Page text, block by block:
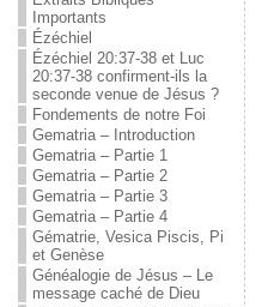
Importants
Ézéchiel
Ézéchiel 20:37-38 et Luc
20:37-38 confirment-ils la
seconde venue de Jésus ?
Fondements de notre Foi
Gematria – Introduction
Gematria – Partie 1
Gematria – Partie 2
Gematria – Partie 3
Gematria – Partie 4
Gématrie, Vesica Piscis, Pi
et Genèse
Généalogie de Jésus – Le
message caché de Dieu